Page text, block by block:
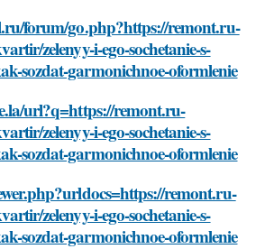
forum/go.php?https://remont.ru-
zelenyy-i-ego-sochetanie-s-
sozdat-garmonichnoe-oformlenie
url?q=https://remont.ru-
zelenyy-i-ego-sochetanie-s-
sozdat-garmonichnoe-oformlenie
remont.ru-
zelenyy-i-ego-sochetanie-s-
sozdat-garmonichnoe-oformlenie